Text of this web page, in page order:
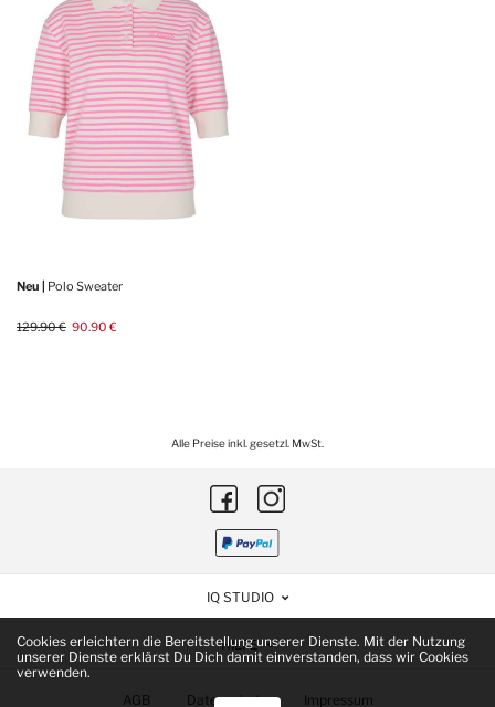
Cookies erleichtern die Bereitstellung unserer Dienste. Mit der Nutzung
unserer Dienste erklärst Du Dich damit einverstanden, dass wir Cookies
verwenden.
Neu | Polo Sweater
129.90 € 90.90 €
Alle Preise inkl. gesetzl. MwSt.
IQ STUDIO
HILFE
AGB Datenschutz Impressum